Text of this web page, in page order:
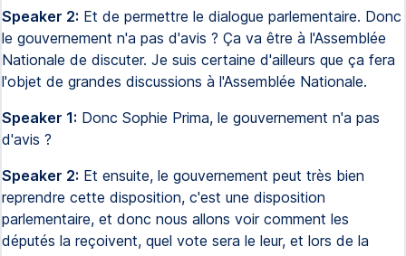
Speaker 2: Et de permettre le dialogue parlementaire. Donc
le gouvernement n'a pas d'avis ? Ça va être à l'Assemblée
Nationale de discuter. Je suis certaine d'ailleurs que ça fera
l'objet de grandes discussions à l'Assemblée Nationale.
Speaker 1: Donc Sophie Prima, le gouvernement n'a pas
d'avis ?
Speaker 2: Et ensuite, le gouvernement peut très bien
reprendre cette disposition, c'est une disposition
parlementaire, et donc nous allons voir comment les
députés la reçoivent, quel vote sera le leur, et lors de la